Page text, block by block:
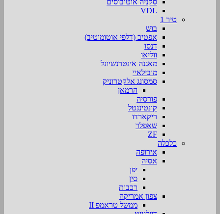
VDL
טיר 1
בוש
אפטיב (דלפי אוטומוטיב)
דנסו
ווליאו
מאגנה אינטרנשיונל
מובילאיי
סמסונג אלקטרוניק
הרמאן
פורסיה
קונטיננטל
ריקארדו
שאפלר
ZF
כלכלה
אירופה
אסיה
יפן
סין
רכבות
צפון אמריקה
ממשל טראמפ II